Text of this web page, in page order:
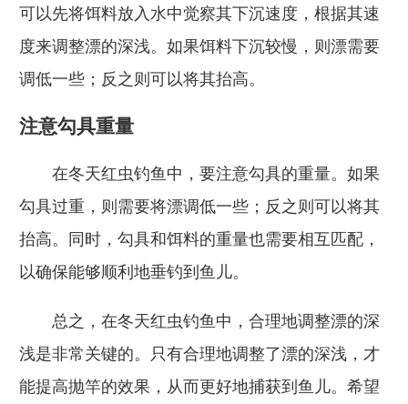
可以先将饵料放入水中觉察其下沉速度，根据其速
度来调整漂的深浅。如果饵料下沉较慢，则漂需要
调低一些；反之则可以将其抬高。
注意勾具重量
在冬天红虫钓鱼中，要注意勾具的重量。如果
勾具过重，则需要将漂调低一些；反之则可以将其
抬高。同时，勾具和饵料的重量也需要相互匹配，
以确保能够顺利地垂钓到鱼儿。
总之，在冬天红虫钓鱼中，合理地调整漂的深
浅是非常关键的。只有合理地调整了漂的深浅，才
能提高抛竿的效果，从而更好地捕获到鱼儿。希望